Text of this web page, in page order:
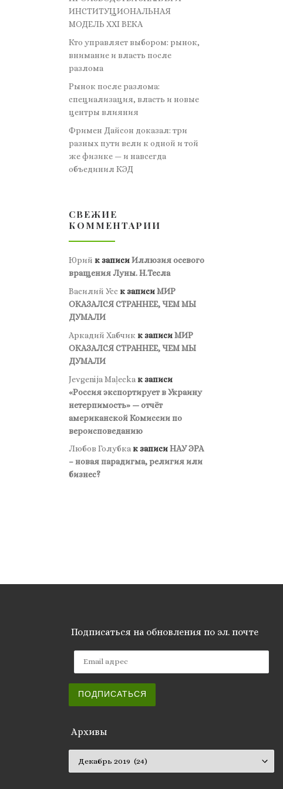
ИНСТИТУЦИОНАЛЬНАЯ
МОДЕЛЬ XXI ВЕКА
Кто управляет выбором: рынок,
внимание и власть после
разлома
Рынок после разлома:
специализация, власть и новые
центры влияния
Фримен Дайсон доказал: три
разных пути вели к одной и той
же физике — и навсегда
объединил КЭД
СВЕЖИЕ
КОММЕНТАРИИ
Юрий к записиИллюзия осевого
вращения Луны. Н.Тесла
Василий Усс к записиМИР
ОКАЗАЛСЯ СТРАННЕЕ, ЧЕМ МЫ
ДУМАЛИ
Аркадий Хабчик к записиМИР
ОКАЗАЛСЯ СТРАННЕЕ, ЧЕМ МЫ
ДУМАЛИ
Jevgenija Maļecka к записи
«Россия экспортирует в Украину
нетерпимость» — отчёт
американской Комиссии по
вероисповеданию
Любов Голубкак записиНАУ ЭРА
– новая парадигма, религия или
бизнес?
Подписаться на обновления по эл. почте
ПОДПИСАТЬСЯ
Архивы